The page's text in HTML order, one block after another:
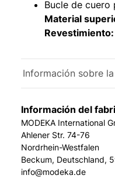
Bucle de cuero
Material
Revestimiento:
Información sobre
Información del
MODEKA International
Ahlener Str. 74-76
Nordrhein-Westfalen
Beckum, Deutschland,
info@modeka.de